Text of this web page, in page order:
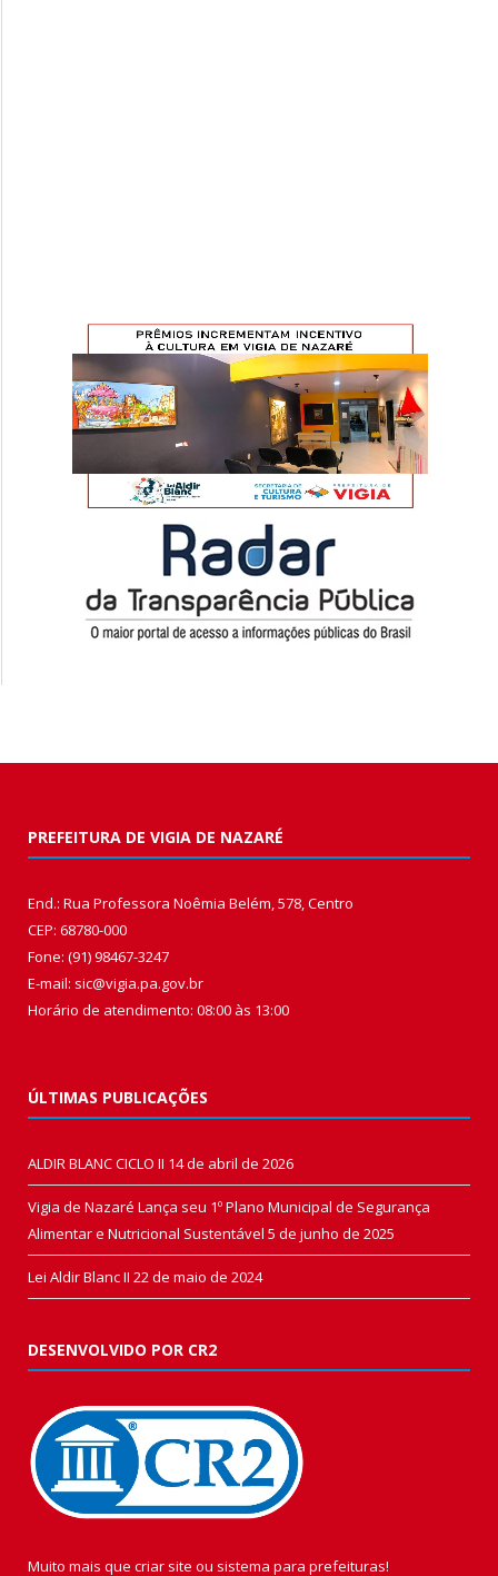
PREFEITURA DE VIGIA DE NAZARÉ
End.: Rua Professora Noêmia Belém, 578, Centro
CEP: 68780-000
Fone: (91) 98467-3247
E-mail: sic@vigia.pa.gov.br
Horário de atendimento: 08:00 às 13:00
ÚLTIMAS PUBLICAÇÕES
ALDIR BLANC CICLO II 14 de abril de 2026
Vigia de Nazaré Lança seu 1º Plano Municipal de Segurança
Alimentar e Nutricional Sustentável 5 de junho de 2025
Lei Aldir Blanc II 22 de maio de 2024
DESENVOLVIDO POR CR2
Muito mais que criar site ou sistema para prefeituras!